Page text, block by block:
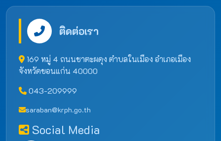
ติดต่อเรา
169 หมู่ 4 ถนนชาตะผดุง ตำบลในเมือง อำเภอเมือง
จังหวัดขอนแก่น 40000
043-209999
saraban@krph.go.th
Social Media